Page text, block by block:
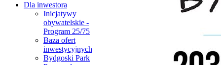
Dla inwestora
Inicjatywy
obywatelskie -
Program 25/75
Baza ofert
inwestycyjnych
Bydgoski Park